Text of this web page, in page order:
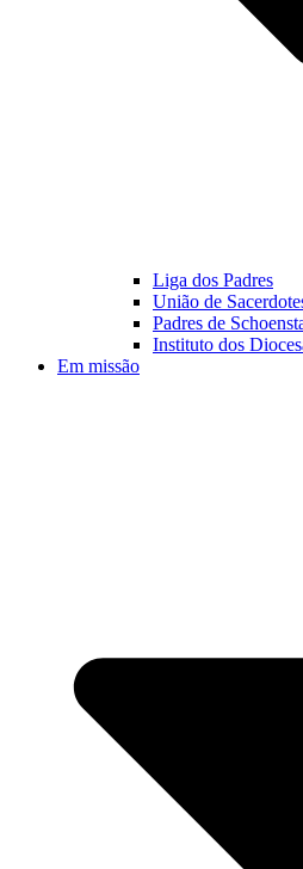
Liga dos Padres
União de
Padres de
Instituto dos
Em missão